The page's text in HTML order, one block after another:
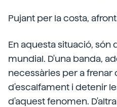
Pujant per la costa,
En aquesta situació, són
mundial. D'una banda,
necessàries per a frenar
d'escalfament i detenir
d'aquest fenomen.